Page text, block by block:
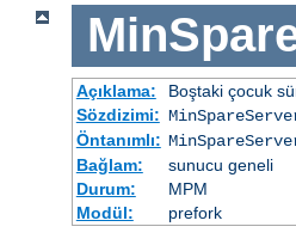
Açıklama:
Boştaki çocuk
Sözdizimi:
Öntanımlı:
Bağlam:
sunucu geneli
Durum:
MPM
Modül:
prefork